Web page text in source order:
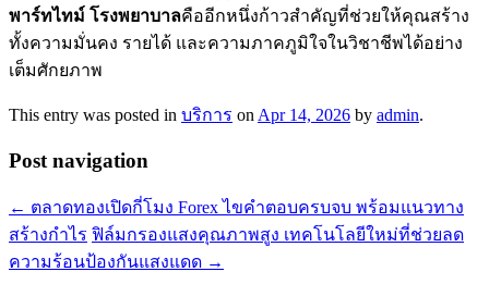
พาร์ทไทม์ โรงพยาบาลคืออีกหนึ่งก้าวสำคัญที่ช่วยให้คุณสร้าง
ทั้งความมั่นคง รายได้ และความภาคภูมิใจในวิชาชีพได้อย่าง
เต็มศักยภาพ
This entry was posted in บริการ on Apr 14, 2026 by admin.
Post navigation
← ตลาดทองเปิดกี่โมง Forex ไขคำตอบครบจบ พร้อมแนวทาง
สร้างกำไร ฟิล์มกรองแสงคุณภาพสูง เทคโนโลยีใหม่ที่ช่วยลด
ความร้อนป้องกันแสงแดด →